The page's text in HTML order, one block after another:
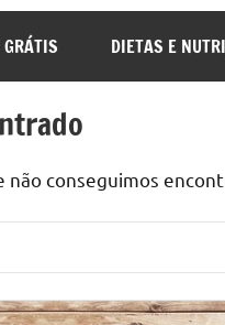
DIETAS E
conseguimos